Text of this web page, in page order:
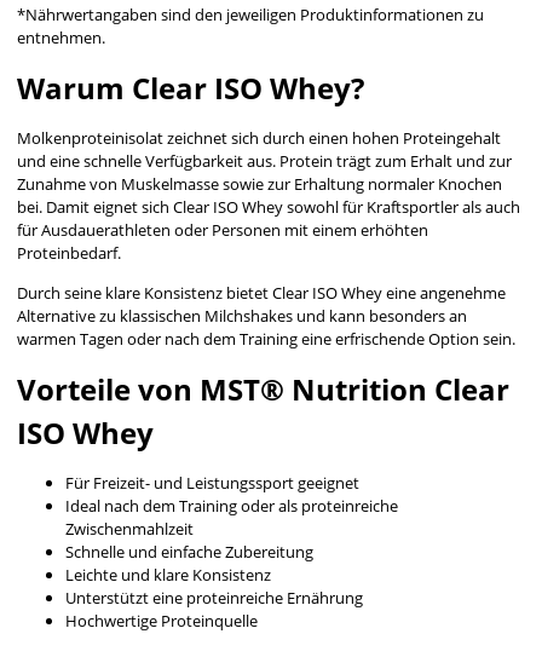
*Nährwertangaben sind den jeweiligen Produktinformationen zu
entnehmen.
Warum Clear ISO Whey?
Molkenproteinisolat zeichnet sich durch einen hohen Proteingehalt
und eine schnelle Verfügbarkeit aus. Protein trägt zum Erhalt und zur
Zunahme von Muskelmasse sowie zur Erhaltung normaler Knochen
bei. Damit eignet sich Clear ISO Whey sowohl für Kraftsportler als auch
für Ausdauerathleten oder Personen mit einem erhöhten
Proteinbedarf.
Durch seine klare Konsistenz bietet Clear ISO Whey eine angenehme
Alternative zu klassischen Milchshakes und kann besonders an
warmen Tagen oder nach dem Training eine erfrischende Option sein.
Vorteile von MST® Nutrition Clear
ISO Whey
Für Freizeit- und Leistungssport geeignet
Ideal nach dem Training oder als proteinreiche
Zwischenmahlzeit
Schnelle und einfache Zubereitung
Leichte und klare Konsistenz
Unterstützt eine proteinreiche Ernährung
Hochwertige Proteinquelle